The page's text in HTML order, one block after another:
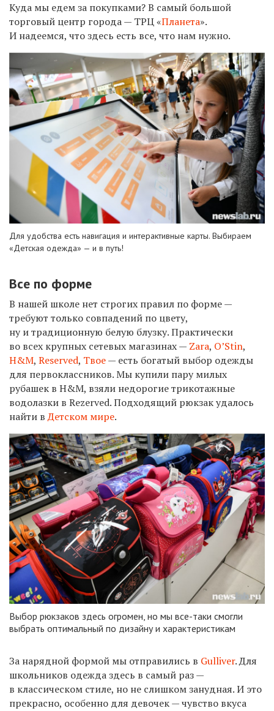
Куда мы едем за покупками? В самый большой
торговый центр города — ТРЦ «Планета».
И надеемся, что здесь есть все, что нам нужно.
Для удобства есть навигация и интерактивные карты. Выбираем
«Детская одежда» — и в путь!
Все по форме
В нашей школе нет строгих правил по форме —
требуют только совпадений по цвету,
ну и традиционную белую блузку. Практически
во всех крупных сетевых магазинах — Zara, O’Stin,
H&M, Reserved, Твое— есть богатый выбор одежды
для первоклассников. Мы купили пару милых
рубашек в H&M, взяли недорогие трикотажные
водолазки в Rezerved. Подходящий рюкзак удалось
найти вДетском мире.
Выбор рюкзаков здесь огромен, но мы все-таки смогли
выбрать оптимальный по дизайну и характеристикам
За нарядной формой мы отправились в Gulliver. Для
школьников одежда здесь в самый раз —
в классическом стиле, но не слишком занудная. И это
прекрасно, особенно для девочек — чувство вкуса